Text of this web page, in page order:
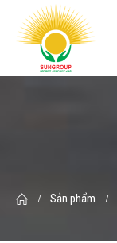
Sản phẩm